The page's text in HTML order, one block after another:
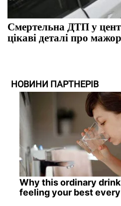
Смертельна ДТП у
цікаві деталі про
НОВИНИ ПАРТНЕРІВ
Why this ordinary
feeling your best